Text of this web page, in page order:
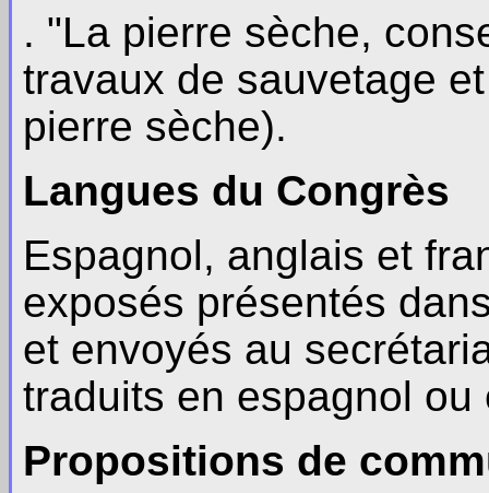
. "La pierre sèche,
travaux de sauvetage
pierre sèche).
Langues du Congrès
Espagnol, anglais et
exposés présentés
et envoyés au
traduits en espagnol ou
Propositions de